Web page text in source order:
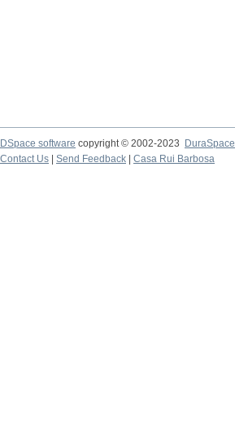
DSpace software copyright © 2002-2023
DuraSpace
Contact Us
Send Feedback Casa Rui Barbosa